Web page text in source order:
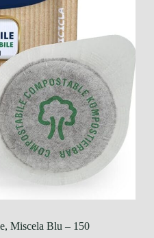
Miscela Blu – 150